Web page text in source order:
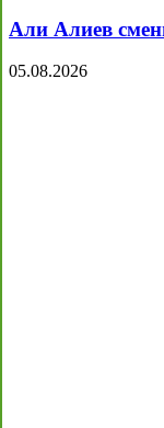
Али Алиев
05.08.2026